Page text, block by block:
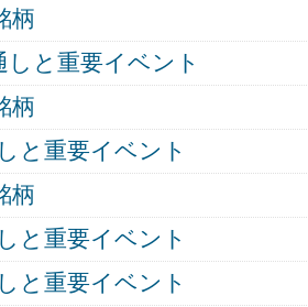
柄
と重要イベント
柄
と重要イベント
柄
と重要イベント
と重要イベント